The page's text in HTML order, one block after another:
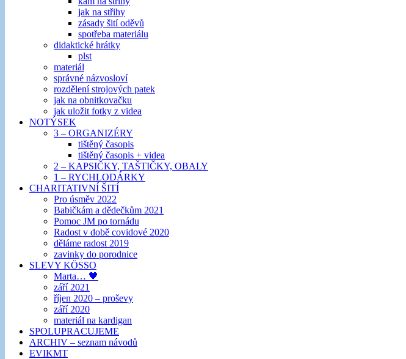
jak na střihy
zásady šití oděvů
spotřeba materiálu
didaktické hrátky
plst
materiál
správné názvosloví
rozdělení strojových patek
jak na obnitkovačku
jak uložit fotky z videa
NOTÝSEK
3 – ORGANIZÉRY
tištěný časopis
tištěný časopis + videa
2 – KAPSIČKY, TAŠTIČKY, OBALY
1 – RYCHLODÁRKY
CHARITATIVNÍ ŠITÍ
Pro úsměv 2022
Babičkám a dědečkům 2021
Pomoc JM po tornádu
Radost v době covidové 2020
děláme radost 2019
zavinky do porodnice
SLEVY KÖSSO
Marta… 🖤
září 2021
říjen 2020 – proševy
září 2020
materiál na kardigan
SPOLUPRACUJEME
ARCHIV – seznam návodů
EVIKMT